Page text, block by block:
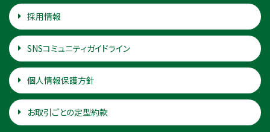
採用情報
SNSコミュニティガイドライン
個人情報保護方針
お取引ごとの定型約款